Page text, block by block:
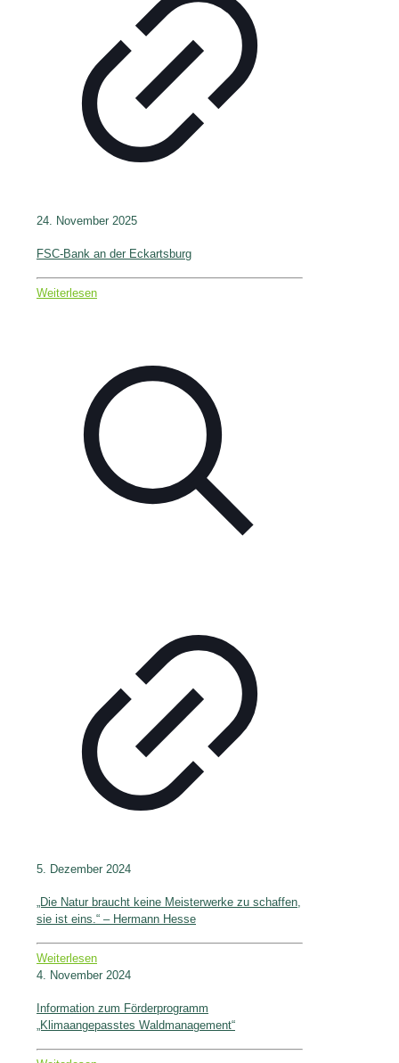
24. November 2025
FSC-Bank an der Eckartsburg
Weiterlesen
5. Dezember 2024
„Die Natur braucht keine Meisterwerke zu schaffen,
sie ist eins.“ – Hermann Hesse
Weiterlesen
4. November 2024
Information zum Förderprogramm
„Klimaangepasstes Waldmanagement“